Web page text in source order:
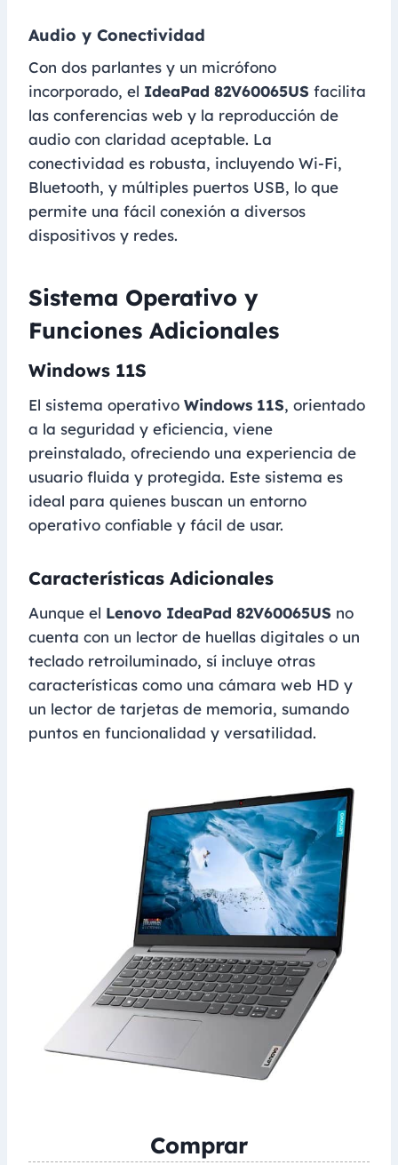
Audio y Conectividad
Con dos parlantes y un micrófono
incorporado, el IdeaPad 82V60065US facilita
las conferencias web y la reproducción de
audio con claridad aceptable. La
conectividad es robusta, incluyendo Wi-Fi,
Bluetooth, y múltiples puertos USB, lo que
permite una fácil conexión a diversos
dispositivos y redes.
Sistema Operativo y
Funciones Adicionales
Windows 11S
El sistema operativo Windows 11S, orientado
a la seguridad y eficiencia, viene
preinstalado, ofreciendo una experiencia de
usuario fluida y protegida. Este sistema es
ideal para quienes buscan un entorno
operativo confiable y fácil de usar.
Características Adicionales
Aunque el Lenovo IdeaPad 82V60065US no
cuenta con un lector de huellas digitales o un
teclado retroiluminado, sí incluye otras
características como una cámara web HD y
un lector de tarjetas de memoria, sumando
puntos en funcionalidad y versatilidad.
Comprar